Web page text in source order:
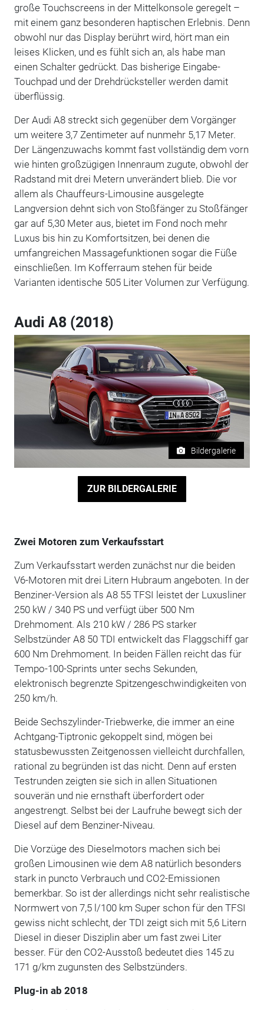
große Touchscreens in der Mittelkonsole geregelt –
mit einem ganz besonderen haptischen Erlebnis. Denn
obwohl nur das Display berührt wird, hört man ein
leises Klicken, und es fühlt sich an, als habe man
einen Schalter gedrückt. Das bisherige Eingabe-
Touchpad und der Drehdrücksteller werden damit
überflüssig.
Der Audi A8 streckt sich gegenüber dem Vorgänger
um weitere 3,7 Zentimeter auf nunmehr 5,17 Meter.
Der Längenzuwachs kommt fast vollständig dem vorn
wie hinten großzügigen Innenraum zugute, obwohl der
Radstand mit drei Metern unverändert blieb. Die vor
allem als Chauffeurs-Limousine ausgelegte
Langversion dehnt sich von Stoßfänger zu Stoßfänger
gar auf 5,30 Meter aus, bietet im Fond noch mehr
Luxus bis hin zu Komfortsitzen, bei denen die
umfangreichen Massagefunktionen sogar die Füße
einschließen. Im Kofferraum stehen für beide
Varianten identische 505 Liter Volumen zur Verfügung.
Audi A8 (2018)
Bildergalerie
ZUR BILDERGALERIE
Zwei Motoren zum Verkaufsstart
Zum Verkaufsstart werden zunächst nur die beiden
V6-Motoren mit drei Litern Hubraum angeboten. In der
Benziner-Version als A8 55 TFSI leistet der Luxusliner
250 kW / 340 PS und verfügt über 500 Nm
Drehmoment. Als 210 kW / 286 PS starker
Selbstzünder A8 50 TDI entwickelt das Flaggschiff gar
600 Nm Drehmoment. In beiden Fällen reicht das für
Tempo-100-Sprints unter sechs Sekunden,
elektronisch begrenzte Spitzengeschwindigkeiten von
250 km/h.
Beide Sechszylinder-Triebwerke, die immer an eine
Achtgang-Tiptronic gekoppelt sind, mögen bei
statusbewussten Zeitgenossen vielleicht durchfallen,
rational zu begründen ist das nicht. Denn auf ersten
Testrunden zeigten sie sich in allen Situationen
souverän und nie ernsthaft überfordert oder
angestrengt. Selbst bei der Laufruhe bewegt sich der
Diesel auf dem Benziner-Niveau.
Die Vorzüge des Dieselmotors machen sich bei
großen Limousinen wie dem A8 natürlich besonders
stark in puncto Verbrauch und CO2-Emissionen
bemerkbar. So ist der allerdings nicht sehr realistische
Normwert von 7,5 l/100 km Super schon für den TFSI
gewiss nicht schlecht, der TDI zeigt sich mit 5,6 Litern
Diesel in dieser Disziplin aber um fast zwei Liter
besser. Für den CO2-Ausstoß bedeutet dies 145 zu
171 g/km zugunsten des Selbstzünders.
Plug-in ab 2018